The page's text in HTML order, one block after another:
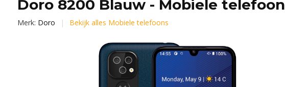
Doro 8200 Blauw - Mobiele telefoon
Merk: Doro Bekijk alles Mobiele telefoons